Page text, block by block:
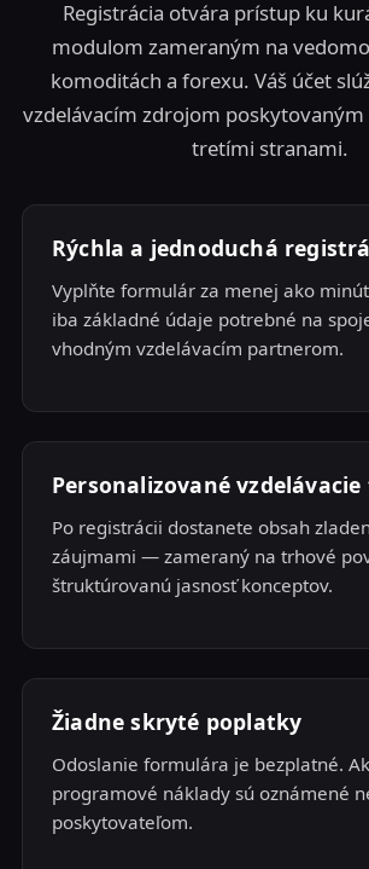
Registrácia otvára prístup ku
modulom zameraným na
komoditách a forexu. Váš účet
vzdelávacím zdrojom
tretími stranami.
Rýchla a jednoduchá
Vyplňte formulár za menej ako
iba základné údaje potrebné na
vhodným vzdelávacím partnerom.
Personalizované
Po registrácii dostanete obsah
záujmami — zameraný na trhové
štruktúrovanú jasnosť konceptov.
Žiadne skryté poplatky
Odoslanie formulára je bezplatné.
programové náklady sú oznámené
poskytovateľom.